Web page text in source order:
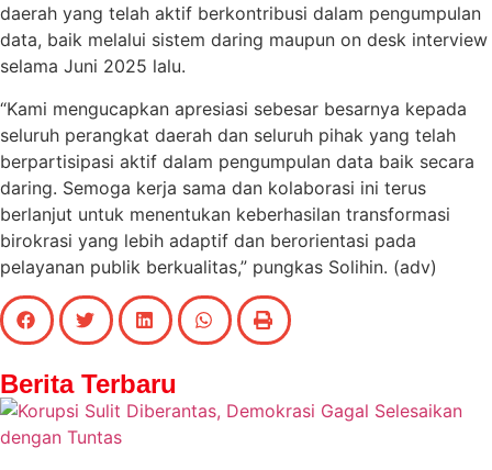
daerah yang telah aktif berkontribusi dalam pengumpulan
data, baik melalui sistem daring maupun on desk interview
selama Juni 2025 lalu.
“Kami mengucapkan apresiasi sebesar besarnya kepada
seluruh perangkat daerah dan seluruh pihak yang telah
berpartisipasi aktif dalam pengumpulan data baik secara
daring. Semoga kerja sama dan kolaborasi ini terus
berlanjut untuk menentukan keberhasilan transformasi
birokrasi yang lebih adaptif dan berorientasi pada
pelayanan publik berkualitas,” pungkas Solihin. (adv)
Berita Terbaru